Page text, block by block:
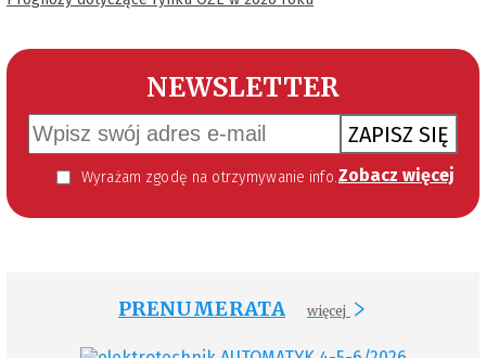
NEWSLETTER
ZAPISZ SIĘ
Wyrażam zgodę na otrzymywanie informacji handlowej kierowanej do mnie za pomocą środków komunikacji elektronicznej w szczególności poczty elektronicznej zgodnie z przepisem art. 10 ust 2 ustawy z dnia 18 lipca 2002 roku o świadczeniu usług drogą elektroniczną (Dz. U. 144 z 2002 r. poz. 1204). Zgoda jest dobrowolna, jednak jej wyrażenie jest konieczne, aby otrzymywać newsletter. Zobacz więcej
PRENUMERATA więcej